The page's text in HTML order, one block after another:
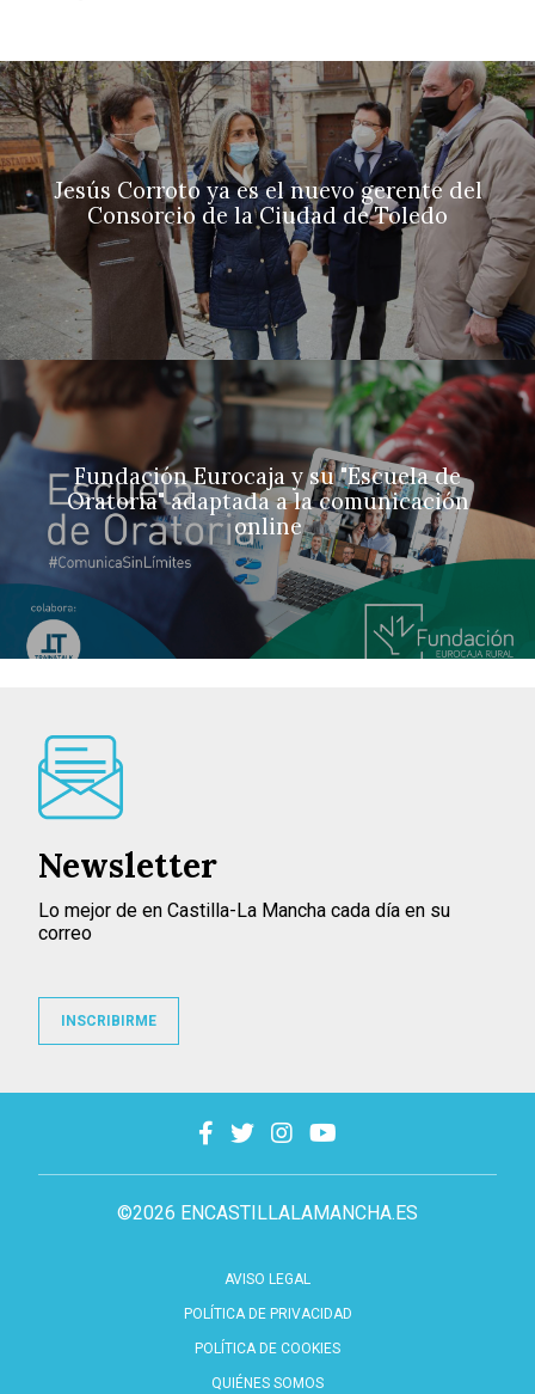
Jesús Corroto ya es el nuevo gerente del
Consorcio de la Ciudad de Toledo
Fundación Eurocaja y su "Escuela de
Oratoria" adaptada a la comunicación
online
©2026 ENCASTILLALAMANCHA.ES
AVISO LEGAL
POLÍTICA DE PRIVACIDAD
POLÍTICA DE COOKIES
QUIÉNES SOMOS
Newsletter
Lo mejor de en Castilla-La Mancha cada día en su
correo
INSCRIBIRME